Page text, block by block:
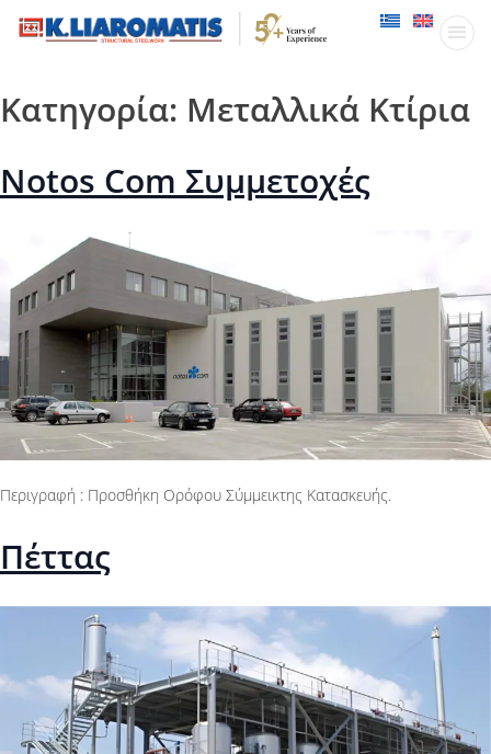
Κατηγορία: Μεταλλικά Κτίρια
Notos Com Συμμετοχές
Περιγραφή : Προσθήκη Ορόφου Σύμμεικτης Κατασκευής.
Πέττας